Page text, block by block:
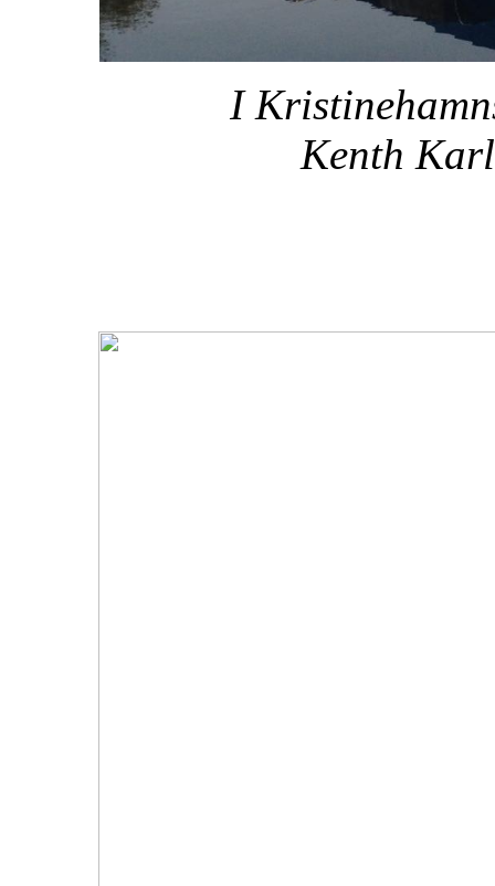
I
Kenth